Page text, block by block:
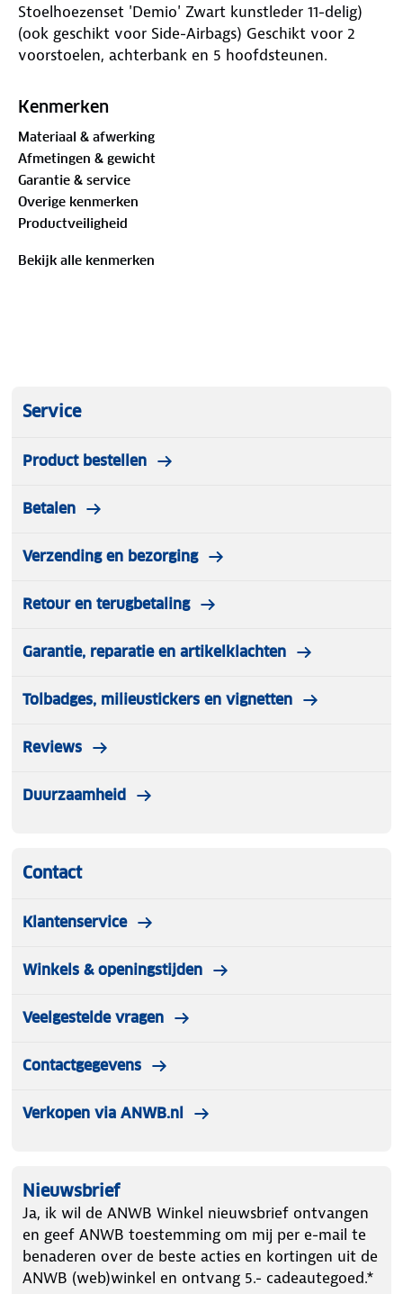
Stoelhoezenset 'Demio' Zwart kunstleder 11-delig)
(ook geschikt voor Side-Airbags) Geschikt voor 2
voorstoelen, achterbank en 5 hoofdsteunen.
Kenmerken
Materiaal & afwerking
Afmetingen & gewicht
Garantie & service
Overige kenmerken
Productveiligheid
Bekijk alle kenmerken
Service
Product bestellen
Betalen
Verzending en bezorging
Retour en terugbetaling
Garantie, reparatie en artikelklachten
Tolbadges, milieustickers en vignetten
Reviews
Duurzaamheid
Contact
Klantenservice
Winkels & openingstijden
Veelgestelde vragen
Contactgegevens
Verkopen via ANWB.nl
Nieuwsbrief
Ja, ik wil de ANWB Winkel nieuwsbrief ontvangen
en geef ANWB toestemming om mij per e-mail te
benaderen over de beste acties en kortingen uit de
ANWB (web)winkel en ontvang 5.- cadeautegoed.*